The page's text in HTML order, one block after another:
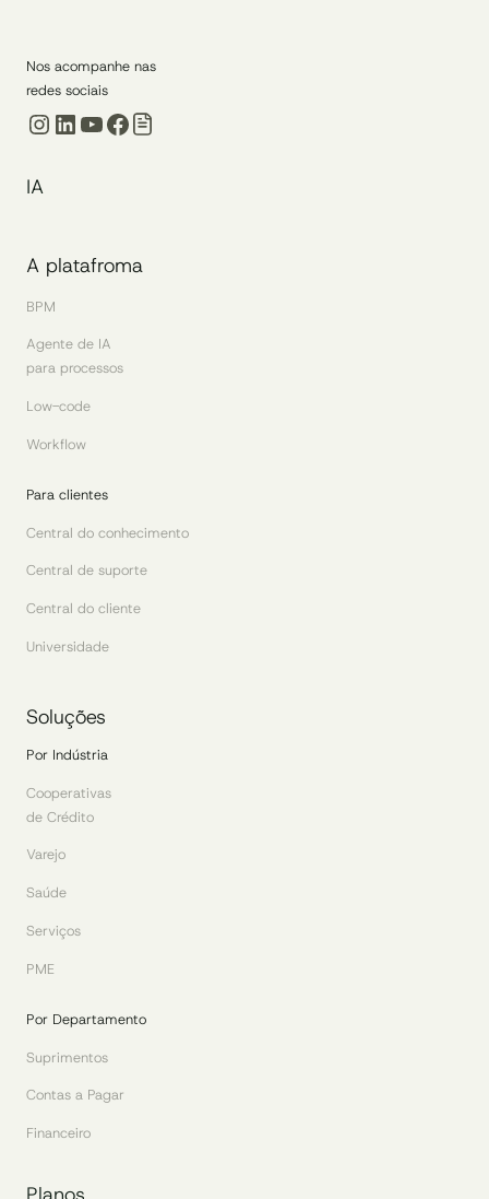
Nos acompanhe nas
redes sociais
Instagram
LinkedIn
Youtube
Facebook
IA
A platafroma
BPM
Agente de IA
para processos
Low-code
Workflow
Para clientes
Central do conhecimento
Central de suporte
Central do cliente
Universidade
Soluções
Por Indústria
Cooperativas
de Crédito
Varejo
Saúde
Serviços
PME
Por Departamento
Suprimentos
Contas a Pagar
Financeiro